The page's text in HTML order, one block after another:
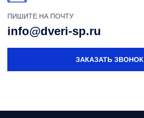
ПИШИТЕ НА ПОЧТУ
info@dveri-sp.ru
ЗАКАЗАТЬ ЗВОНОК